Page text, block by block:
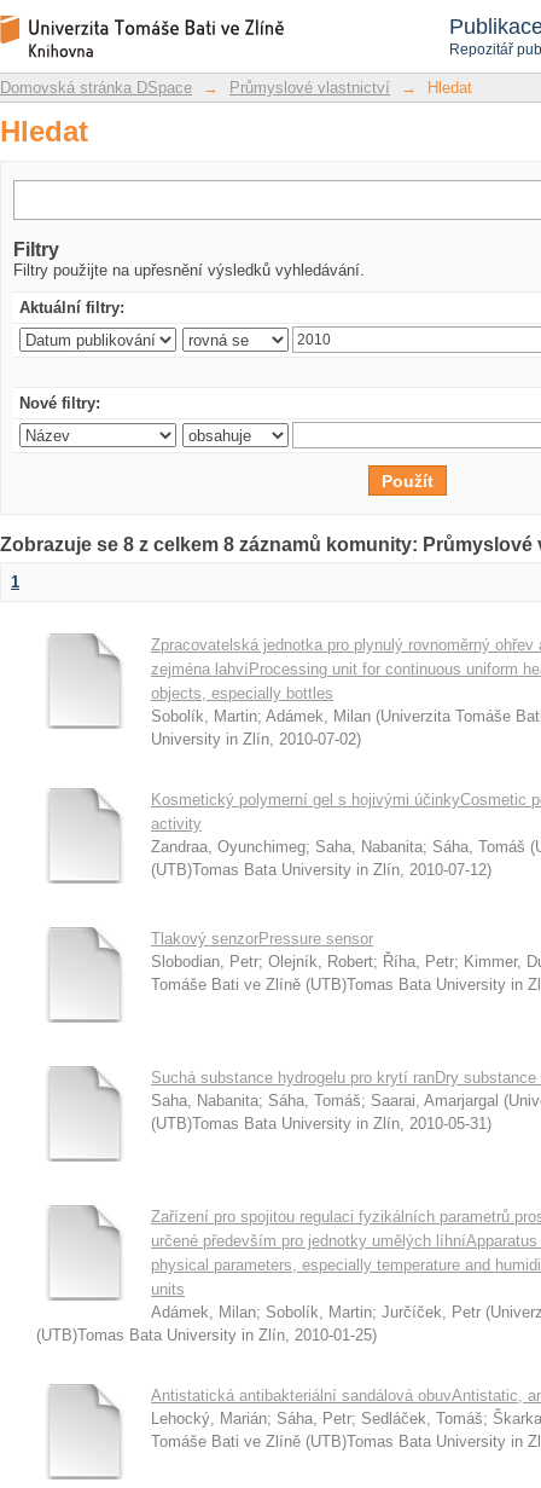
Repozitář
Hledat
Repozitář DSpace/Manakin
Domovská stránka DSpace → Průmyslové vlastnictví → Hledat
Hledat
Filtry
Filtry použijte na upřesnění výsledků vyhledávání.
Aktuální filtry:
Nové filtry:
Zobrazuje se 8 z celkem 8 záznamů komunity:
1
Zpracovatelská jednotka pro plynulý rovnoměrný
zejména lahvíProcessing unit for continuous uniform
objects, especially bottles
Sobolík, Martin; Adámek, Milan (Univerzita Tomáše
University in Zlín, 2010-07-02)
Kosmetický polymerní gel s hojivými účinkyCosmetic
activity
Zandraa, Oyunchimeg; Saha, Nabanita; Sáha, Tomáš (
(UTB)Tomas Bata University in Zlín, 2010-07-12)
Tlakový senzorPressure sensor
Slobodian, Petr; Olejník, Robert; Říha, Petr; Kimmer,
Tomáše Bati ve Zlíně (UTB)Tomas Bata University in
Suchá substance hydrogelu pro krytí ranDry
Saha, Nabanita; Sáha, Tomáš; Saarai, Amarjargal (
(UTB)Tomas Bata University in Zlín, 2010-05-31)
Zařízení pro spojitou regulaci fyzikálních parametrů
určené především pro jednotky umělých
physical parameters, especially temperature and
units
Adámek, Milan; Sobolík, Martin; Jurčíček, Petr (
(UTB)Tomas Bata University in Zlín, 2010-01-25)
Antistatická antibakteriální sandálová obuvAntistatic,
Lehocký, Marián; Sáha, Petr; Sedláček, Tomáš;
Tomáše Bati ve Zlíně (UTB)Tomas Bata University in